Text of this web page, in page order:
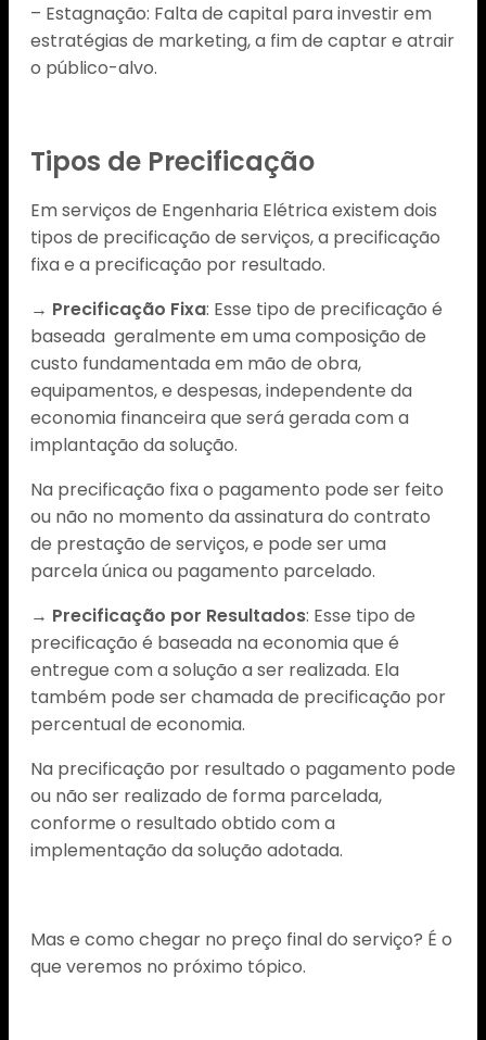
– Estagnação: Falta de capital para investir em
estratégias de marketing, a fim de captar e atrair
o público-alvo.
Tipos de Precificação
Em serviços de Engenharia Elétrica existem dois
tipos de precificação de serviços, a precificação
fixa e a precificação por resultado.
→ Precificação Fixa: Esse tipo de precificação é
baseada geralmente em uma composição de
custo fundamentada em mão de obra,
equipamentos, e despesas, independente da
economia financeira que será gerada com a
implantação da solução.
Na precificação fixa o pagamento pode ser feito
ou não no momento da assinatura do contrato
de prestação de serviços, e pode ser uma
parcela única ou pagamento parcelado.
→ Precificação por Resultados: Esse tipo de
precificação é baseada na economia que é
entregue com a solução a ser realizada. Ela
também pode ser chamada de precificação por
percentual de economia.
Na precificação por resultado o pagamento pode
ou não ser realizado de forma parcelada,
conforme o resultado obtido com a
implementação da solução adotada.
Mas e como chegar no preço final do serviço? É o
que veremos no próximo tópico.